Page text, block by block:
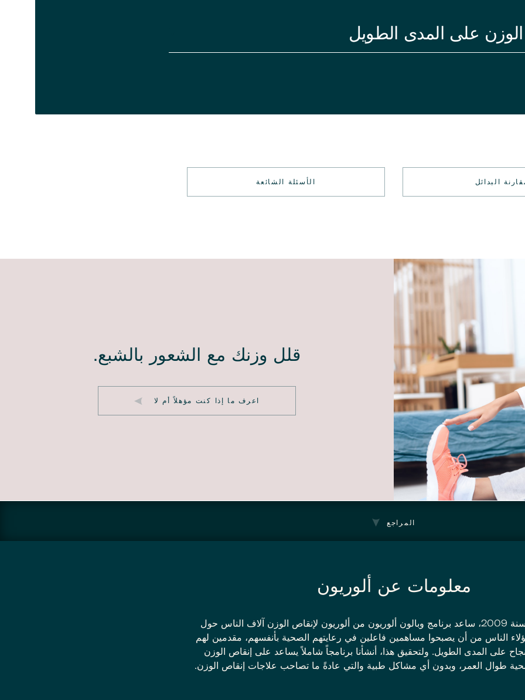
على المدى الطويل
البدائل الأسئلة الشائعة
قلل وزنك مع الشعور بالشبع.
اعرف ما إذا كنت مؤهلاً أم لا
المراجع
معلومات عن ألوريون
منذ أن تأسست سنة 2009، ساعد برنامج وبالون ألوريون من ألوريون لإنقاص الوزن آلاف الناس حول
الناس من أن يصبحوا مساهمين فاعلين في رعايتهم الصحية بأنفسهم، مقدمين لهم
على المدى الطويل. ولتحقيق هذا، أنشأنا برنامجاً شاملاً يساعد على إنقاص الوزن
طوال العمر، وبدون أي مشاكل طبية والتي عادةً ما تصاحب علاجات إنقاص الوزن.